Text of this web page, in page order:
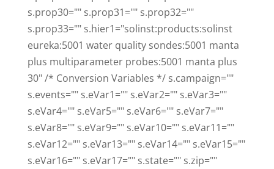
s.prop30="" s.prop31="" s.prop32=""
s.prop33="" s.hier1="solinst:products:solinst
eureka:5001 water quality sondes:5001 manta
plus multiparameter probes:5001 manta plus
30" /* Conversion Variables */ s.campaign=""
s.events="" s.eVar1="" s.eVar2="" s.eVar3=""
s.eVar4="" s.eVar5="" s.eVar6="" s.eVar7=""
s.eVar8="" s.eVar9="" s.eVar10="" s.eVar11=""
s.eVar12="" s.eVar13="" s.eVar14="" s.eVar15=""
s.eVar16="" s.eVar17="" s.state="" s.zip=""